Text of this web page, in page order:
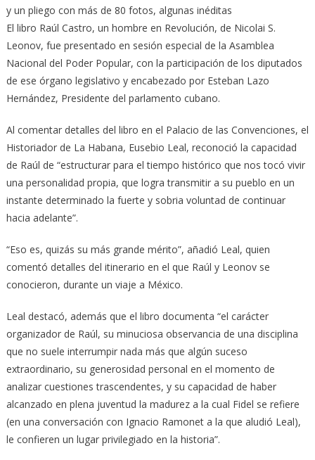
y un pliego con más de 80 fotos, algunas inéditas
El libro Raúl Castro, un hombre en Revolución, de Nicolai S.
Leonov, fue presentado en sesión especial de la Asamblea
Nacional del Poder Popular, con la participación de los diputados
de ese órgano legislativo y encabezado por Esteban Lazo
Hernández, Presidente del parlamento cubano.
Al comentar detalles del libro en el Palacio de las Convenciones, el
Historiador de La Habana, Eusebio Leal, reconoció la capacidad
de Raúl de “estructurar para el tiempo histórico que nos tocó vivir
una personalidad propia, que logra transmitir a su pueblo en un
instante determinado la fuerte y sobria voluntad de continuar
hacia adelante”.
“Eso es, quizás su más grande mérito”, añadió Leal, quien
comentó detalles del itinerario en el que Raúl y Leonov se
conocieron, durante un viaje a México.
Leal destacó, además que el libro documenta “el carácter
organizador de Raúl, su minuciosa observancia de una disciplina
que no suele interrumpir nada más que algún suceso
extraordinario, su generosidad personal en el momento de
analizar cuestiones trascendentes, y su capacidad de haber
alcanzado en plena juventud la madurez a la cual Fidel se refiere
(en una conversación con Ignacio Ramonet a la que aludió Leal),
le confieren un lugar privilegiado en la historia”.